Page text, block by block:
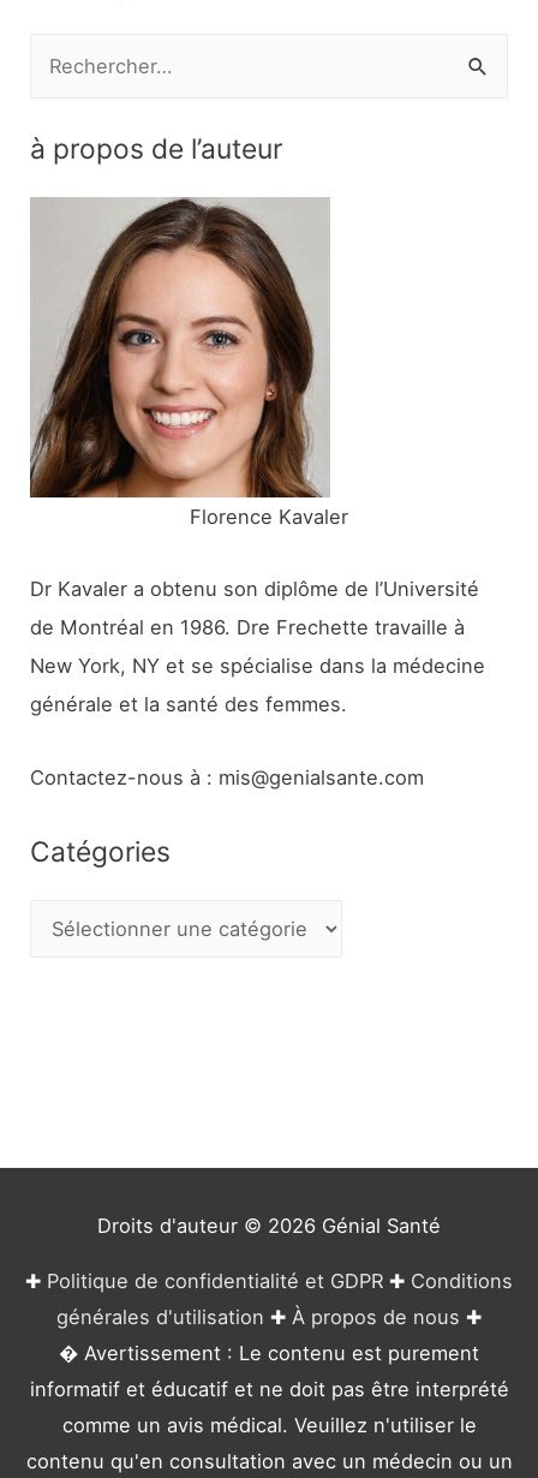
h
:
à propos de l’auteur
Florence Kavaler
Dr Kavaler a obtenu son diplôme de l’Université
de Montréal en 1986. Dre Frechette travaille à
New York, NY et se spécialise dans la médecine
générale et la santé des femmes.
Contactez-nous à : mis@genialsante.com
Catégories
Droits d'auteur © 2026 Génial Santé
✚ Politique de confidentialité et GDPR ✚ Conditions
générales d'utilisation ✚ À propos de nous ✚
� Avertissement : Le contenu est purement
informatif et éducatif et ne doit pas être interprété
comme un avis médical. Veuillez n'utiliser le
contenu qu'en consultation avec un médecin ou un